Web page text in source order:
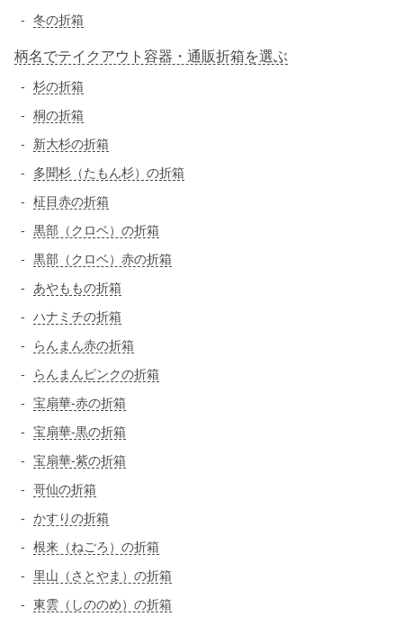
冬の折箱
柄名でテイクアウト容器・通販折箱を選ぶ
杉の折箱
桐の折箱
新大杉の折箱
多聞杉（たもん杉）の折箱
柾目赤の折箱
黒部（クロベ）の折箱
黒部（クロベ）赤の折箱
あやももの折箱
ハナミチの折箱
らんまん赤の折箱
らんまんピンクの折箱
宝扇華-赤の折箱
宝扇華-黒の折箱
宝扇華-紫の折箱
哥仙の折箱
かすりの折箱
根来（ねごろ）の折箱
里山（さとやま）の折箱
東雲（しののめ）の折箱